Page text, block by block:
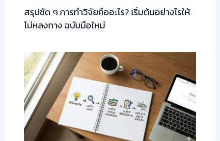
สรุปชัด ๆ การทำวิจัยคืออะไร? เริ่มต้นอย่างไรให้
ไม่หลงทาง ฉบับมือใหม่